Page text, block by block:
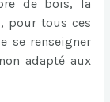
de bois, la
pour tous ces
se renseigner
adapté aux